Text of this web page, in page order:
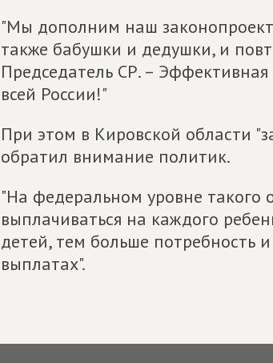
"Мы дополним наш
также бабушки и дедушки, и
Председатель СР. –
всей России!"
При этом в Кировской области
обратил внимание политик.
"На федеральном уровне такого
выплачиваться на каждого
детей, тем больше потребность
выплатах".